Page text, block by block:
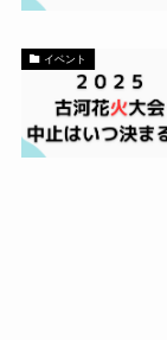
イベント